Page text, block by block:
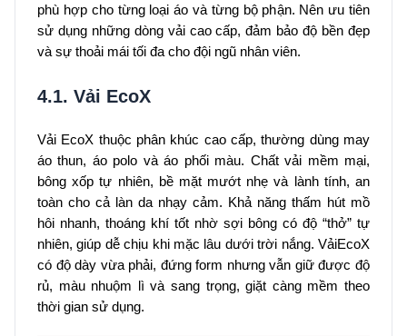
phù hợp cho từng loại áo và từng bộ phận. Nên ưu tiên
sử dụng những dòng vải cao cấp, đảm bảo độ bền đẹp
và sự thoải mái tối đa cho đội ngũ nhân viên.
4.1. Vải EcoX
Vải EcoX thuộc phân khúc cao cấp, thường dùng may
áo thun, áo polo và áo phối màu. Chất vải mềm mại,
bông xốp tự nhiên, bề mặt mướt nhẹ và lành tính, an
toàn cho cả làn da nhạy cảm. Khả năng thấm hút mồ
hôi nhanh, thoáng khí tốt nhờ sợi bông có độ “thở” tự
nhiên, giúp dễ chịu khi mặc lâu dưới trời nắng. VảiEcoX
có độ dày vừa phải, đứng form nhưng vẫn giữ được độ
rủ, màu nhuộm lì và sang trọng, giặt càng mềm theo
thời gian sử dụng.